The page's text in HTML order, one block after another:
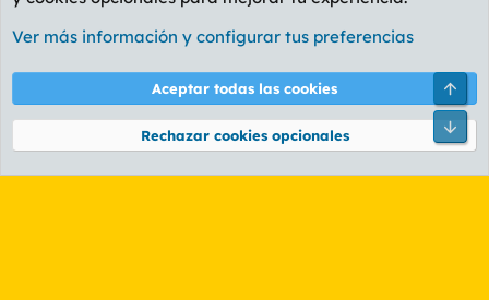
Cookies
PL OLDSTYLE AMARILLO
Términos y reglas Política de privacidad Ayuda
Community platform by XenForo® © 2010-2026 XenForo Ltd.
Ver más información y configurar tus preferencias
Aceptar todas las cookies
Rechazar cookies opcionales
Pie